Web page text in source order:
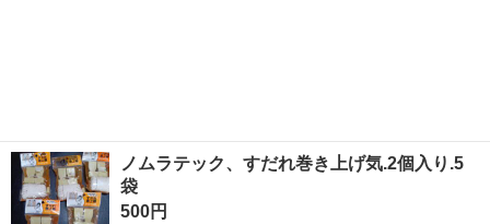
ノムラテック、すだれ巻き上げ気.2個入り.5
袋
500円